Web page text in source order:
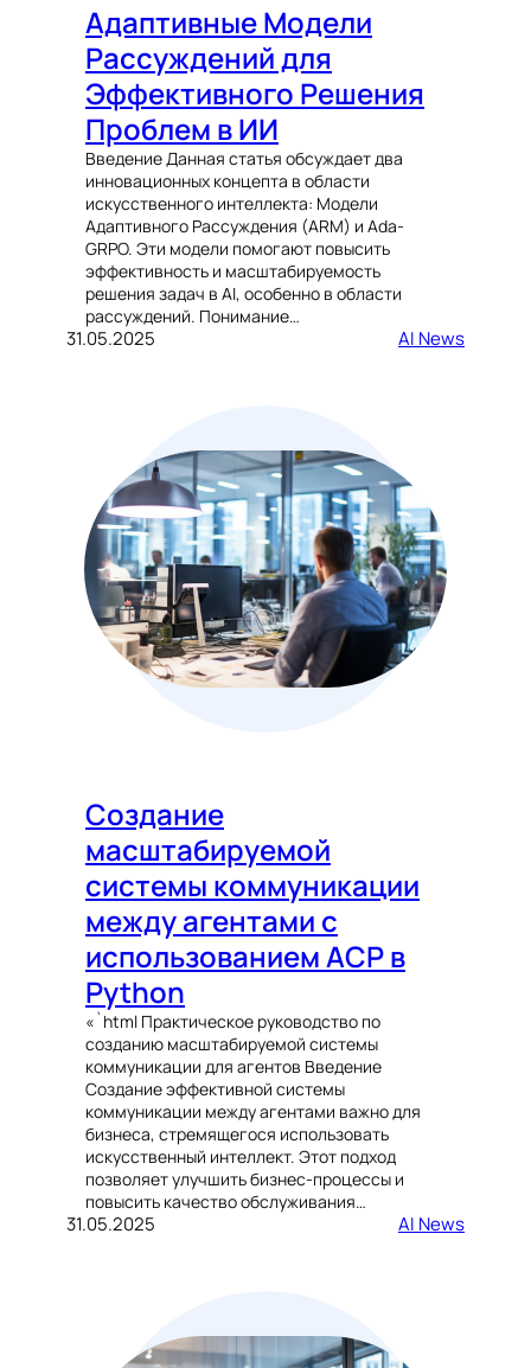
Адаптивные Модели
Рассуждений для
Эффективного Решения
Проблем в ИИ
Введение Данная статья обсуждает два
инновационных концепта в области
искусственного интеллекта: Модели
Адаптивного Рассуждения (ARM) и Ada-
GRPO. Эти модели помогают повысить
эффективность и масштабируемость
решения задач в AI, особенно в области
рассуждений. Понимание…
31.05.2025 AI News
Создание
масштабируемой
системы коммуникации
между агентами с
использованием ACP в
Python
«`html Практическое руководство по
созданию масштабируемой системы
коммуникации для агентов Введение
Создание эффективной системы
коммуникации между агентами важно для
бизнеса, стремящегося использовать
искусственный интеллект. Этот подход
позволяет улучшить бизнес-процессы и
повысить качество обслуживания…
31.05.2025 AI News